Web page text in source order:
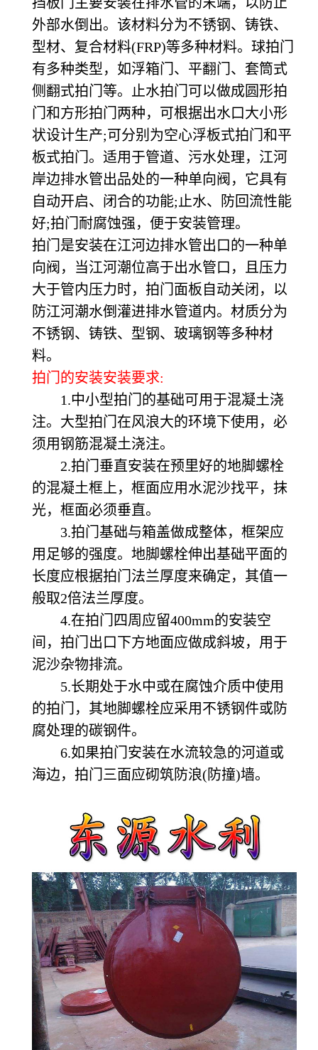
外部水倒出。该材料分为不锈钢、铸铁、
型材、复合材料(FRP)等多种材料。球拍门
有多种类型，如浮箱门、平翻门、套筒式
侧翻式拍门等。止水拍门可以做成圆形拍
门和方形拍门两种，可根据出水口大小形
状设计生产;可分别为空心浮板式拍门和平
板式拍门。适用于管道、污水处理，江河
岸边排水管出品处的一种单向阀，它具有
自动开启、闭合的功能;止水、防回流性能
好;拍门耐腐蚀强，便于安装管理。
拍门是安装在江河边排水管出口的一种单
向阀，当江河潮位高于出水管口，且压力
大于管内压力时，拍门面板自动关闭，以
防江河潮水倒灌进排水管道内。材质分为
不锈钢、铸铁、型钢、玻璃钢等多种材
料。
拍门的安装安装要求:
1.中小型拍门的基础可用于混凝土浇
注。大型拍门在风浪大的环境下使用，必
须用钢筋混凝土浇注。
2.拍门垂直安装在预里好的地脚螺栓
的混凝土框上，框面应用水泥沙找平，抹
光，框面必须垂直。
3.拍门基础与箱盖做成整体，框架应
用足够的强度。地脚螺栓伸出基础平面的
长度应根据拍门法兰厚度来确定，其值一
般取2倍法兰厚度。
4.在拍门四周应留400mm的安装空
间，拍门出口下方地面应做成斜坡，用于
泥沙杂物排流。
5.长期处于水中或在腐蚀介质中使用
的拍门，其地脚螺栓应采用不锈钢件或防
腐处理的碳钢件。
6.如果拍门安装在水流较急的河道或
海边，拍门三面应砌筑防浪(防撞)墙。